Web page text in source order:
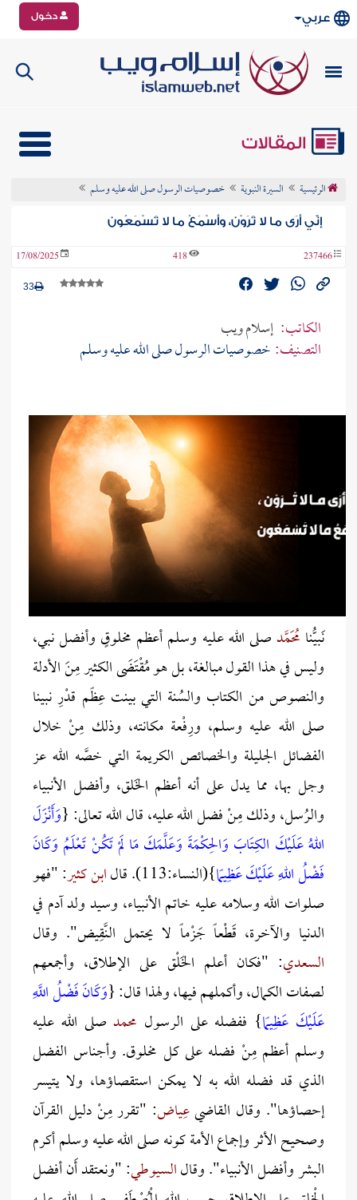
عربي دخول
المقالات
الرئيسية السيرة النبوية خصوصيات الرسول صلى الله عليه وسلم
إنّي أرَى ما لا تَرَوْن، وأسْمَعُ ما لا تَسْمَعُون
237466
418
17/08/2025
33
الكاتب: إسلام ويب
التصنيف:خصوصيات الرسول صلى الله عليه وسلم
نَبيُّنا مُحَمَّدصلى الله عليه وسلم أعظم مخلوقٍ وأفضل نبي،
وليس في هذا القول مبالغة، بل هو مُقْتَضَى الكثير مِنَ الأدلة
والنصوص من الكتاب والسُنة التي بينت عِظًم قدْرِ نبينا
صلى الله عليه وسلم، ورِفْعة مكانته، وذلك مِنْ خلال
الفضائل الجليلة والخصائص الكريمة التي خصَّه الله عز
وجل بها، مما يدل على أنه أعظم الخَلق، وأفضل الأنبياء
والرُسل، وذلك مِنْ فضل الله عليه، قال الله تعالى: {وَأَنْزَلَ
اللهُ عَلَيْكَ الكِتَابَ وَالحِكْمَةَ وَعَلَّمَكَ مَا لَمْ تَكُنْ تَعْلَمُ وَكَانَ
فَضْلُ اللهِ عَلَيْكَ عَظِيمًا}(النساء:113). قال ابن كثير: "فهو
صلوات الله وسلامه عليه خاتم الأنبياء، وسيد ولد آدم في
الدنيا والآخرة، قَطْعاً جَزْماً لا يحتمل النَّقِيض". وقال
السعدي: "فكان أعلم الخَلْق على الإطلاق، وأجمعهم
لصفات الكمال، وأكملهم فيها، ولهذا قال: {وَكَانَ فَضْلُ اللَّهِ
عَلَيْكَ عَظِيمًا} ففضله على الرسول محمدصلى الله عليه
وسلم أعظم مِنْ فضله على كل مخلوق. وأجناس الفضل
الذي قد فضله الله به لا يمكن استقصاؤها، ولا يتيسر
إحصاؤها". وقال القاضيعِياض: "تقرر مِنْ دليل القرآن
وصحيح الأثر وإجماع الأمة كونه صلى الله عليه وسلم أكرم
البشر وأفضل الأنبياء". وقالالسيوطي: "ونعتقد أَن أفضل